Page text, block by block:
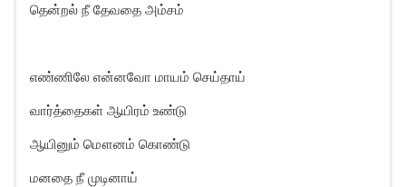
தென்றல் நீ தேவதை அம்சம்
எண்ணிலே என்னவோ மாயம் செய்தாய்
வார்த்தைகள் ஆயிரம் உண்டு
ஆயினும் மௌனம் கொண்டு
மனதை நீ முடினாய்